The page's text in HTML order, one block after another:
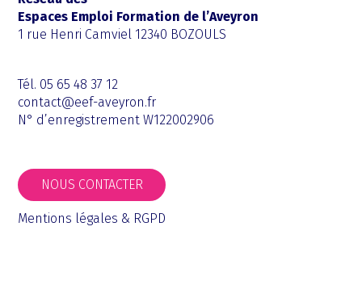
Espaces Emploi Formation de l’Aveyron
1 rue Henri Camviel 12340 BOZOULS
Tél. 05 65 48 37 12
contact@eef-aveyron.fr
N° d’enregistrement W122002906
NOUS CONTACTER
Mentions légales & RGPD